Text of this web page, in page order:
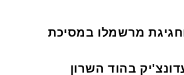
מרשמלו במסיכת
בהוד השרון